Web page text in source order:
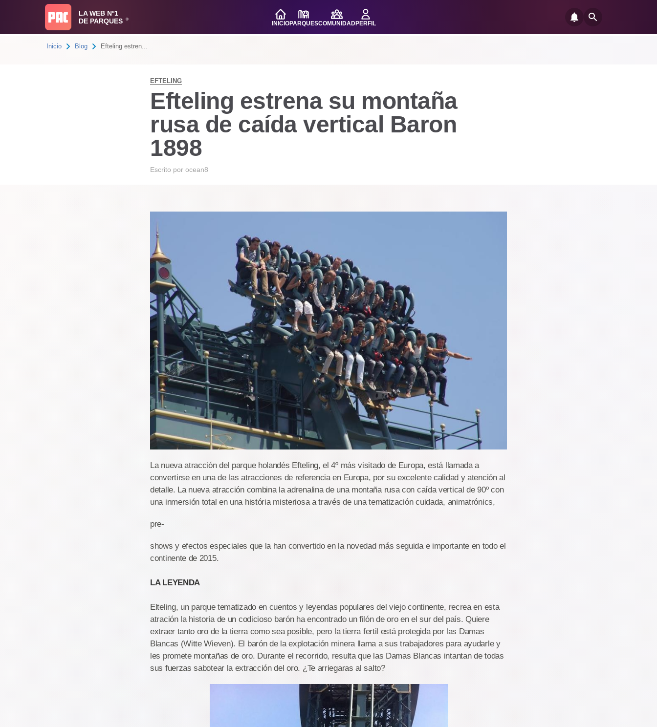
LA WEB Nº1
DE PARQUES
®
INICIOPARQUESCOMUNIDADPERFIL
Inicio Blog Efteling estren...
EFTELING
Efteling estrena su montaña
rusa de caída vertical Baron
1898
Escrito por ocean8
La nueva atracción del parque holandés Efteling, el 4º más visitado de Europa, está llamada a
convertirse en una de las atracciones de referencia en Europa, por su excelente calidad y atención al
detalle. La nueva atracción combina la adrenalina de una montaña rusa con caída vertical de 90º con
una inmersión total en una história misteriosa a través de una tematización cuidada, animatrónics,
pre-
shows y efectos especiales que la han convertido en la novedad más seguida e importante en todo el
continente de 2015.
LA LEYENDA
Elteling, un parque tematizado en cuentos y leyendas populares del viejo continente, recrea en esta
atración la historia de un codicioso barón ha encontrado un filón de oro en el sur del país. Quiere
extraer tanto oro de la tierra como sea posible, pero la tierra fertil está protegida por las Damas
Blancas (Witte Wieven). El barón de la explotación minera llama a sus trabajadores para ayudarle y
les promete montañas de oro. Durante el recorrido, resulta que las Damas Blancas intantan de todas
sus fuerzas sabotear la extracción del oro. ¿Te arriegaras al salto?